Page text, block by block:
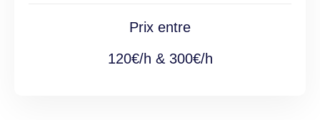
Prix entre
120€/h & 300€/h